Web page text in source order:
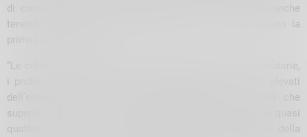
di crescita più che una decelerazione vera e propria, anche
tenendo conto delle note difficoltà che hanno interessato la
prima metà dell’anno”.
“Le criticità sul versante dell’approvvigionamento delle materie,
i problemi lungo le supply chain internazionali, i costi elevati
dell’energia elettrica e del gas sono infatti tutt’altro che
superati” – prosegue il Presidente
. “Il fatto che quasi
quattro realtà su cinque confermino una contrazione della